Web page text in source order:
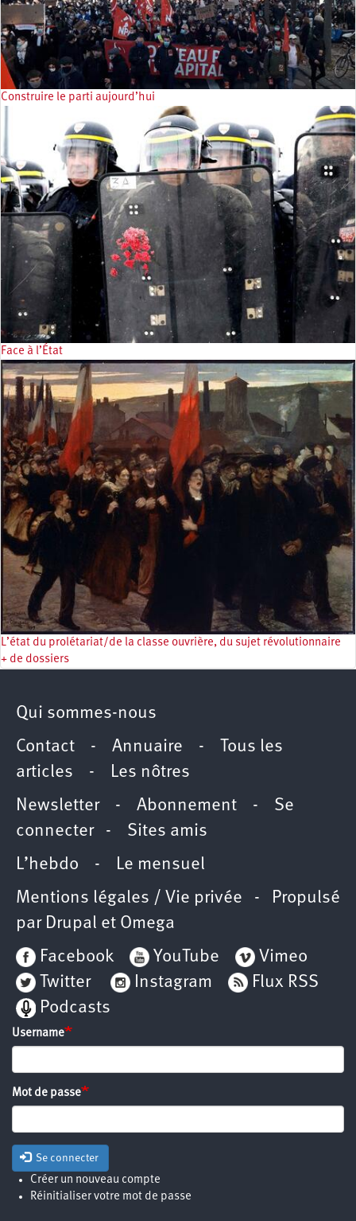
Construire le parti aujourd’hui
Face à l’État
L’état du prolétariat/de la classe ouvrière, du sujet révolutionnaire
+ de dossiers
Qui sommes-nous
Contact - Annuaire -
Tous les
articles - Les nôtres
Newsletter- Abonnement - Se
connecter- Sites amis
L’hebdo - Le mensuel
Mentions légales / Vie privée - Propulsé
par Drupal et Omega
Facebook
YouTube
Vimeo
Twitter
Instagram
Flux RSS
Podcasts
Username
Mot de passe
Se connecter
Créer un nouveau compte
Réinitialiser votre mot de passe